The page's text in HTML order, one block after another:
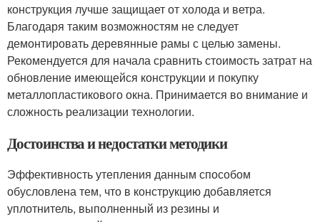
конструкция лучше защищает от холода и ветра.
Благодаря таким возможностям не следует
демонтировать деревянные рамы с целью замены.
Рекомендуется для начала сравнить стоимость затрат на
обновление имеющейся конструкции и покупку
металлопластикового окна. Принимается во внимание и
сложность реализации технологии.
Достоинства и недостатки методики
Эффективность утепления данным способом
обусловлена тем, что в конструкцию добавляется
уплотнитель, выполненный из резины и